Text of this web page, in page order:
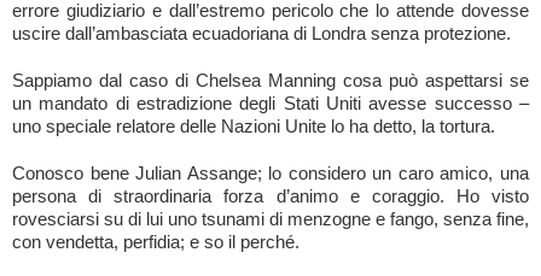
errore giudiziario e dall’estremo pericolo che lo attende dovesse
uscire dall’ambasciata ecuadoriana di Londra senza protezione.
Sappiamo dal caso di Chelsea Manning cosa può aspettarsi se
un mandato di estradizione degli Stati Uniti avesse successo –
uno speciale relatore delle Nazioni Unite lo ha detto, la tortura.
Conosco bene Julian Assange; lo considero un caro amico, una
persona di straordinaria forza d’animo e coraggio. Ho visto
rovesciarsi su di lui uno tsunami di menzogne e fango, senza fine,
con vendetta, perfidia; e so il perché.